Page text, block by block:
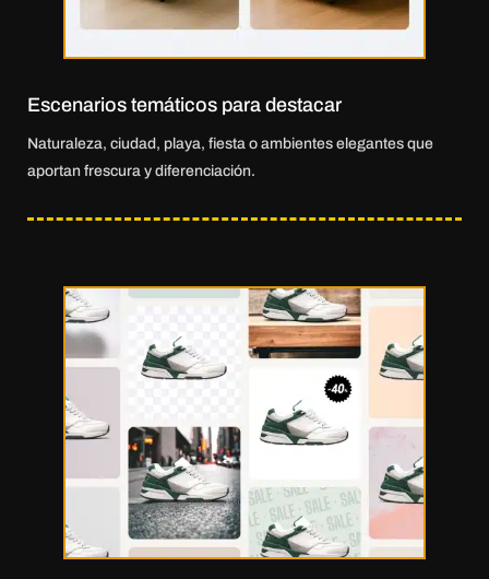
Escenarios temáticos para destacar
Naturaleza, ciudad, playa, fiesta o ambientes elegantes que
aportan frescura y diferenciación.